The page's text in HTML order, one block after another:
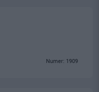
Numer: 1909